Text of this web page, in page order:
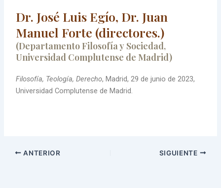
Dr. José Luis Egío, Dr. Juan
Manuel Forte (directores.)
(Departamento Filosofía y Sociedad,
Universidad Complutense de Madrid)
Filosofía, Teología, Derecho, Madrid, 29 de junio de 2023,
Universidad Complutense de Madrid.
ANTERIOR SIGUIENTE